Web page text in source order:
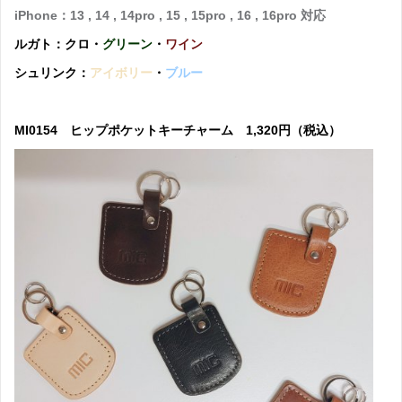
iPhone：13 , 14 , 14pro , 15 , 15pro , 16 , 16pro 対応
ルガト：クロ・ グリーン ・ ワイン
シュリンク： アイボリー ・ ブルー
MI0154 ヒップポケットキーチャーム 1,320円（税込）